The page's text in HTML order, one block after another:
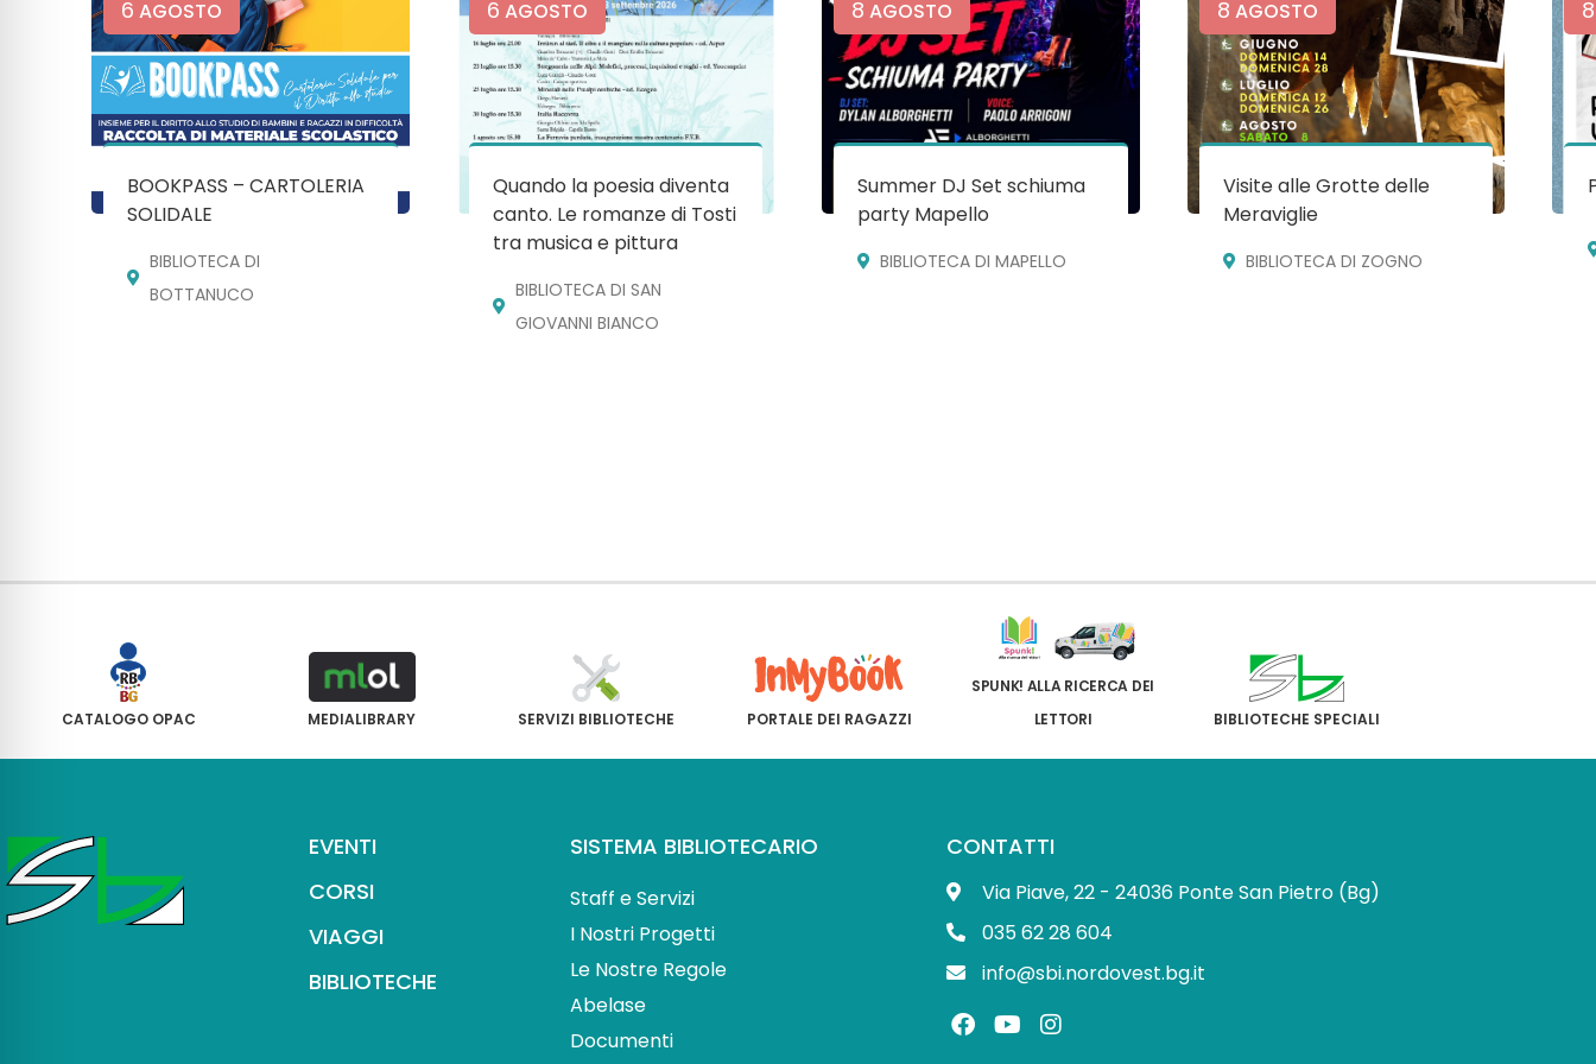
6 AGOSTO
BOOKPASS – CARTOLERIA
SOLIDALE
BIBLIOTECA DI
BOTTANUCO
6 AGOSTO
Quando la poesia diventa
canto. Le romanze di Tosti
tra musica e pittura
BIBLIOTECA DI SAN
GIOVANNI BIANCO
8 AGOSTO
Summer DJ Set schiuma
party Mapello
BIBLIOTECA DI MAPELLO
8 AGOSTO
Visite alle Grotte delle
Meraviglie
BIBLIOTECA DI ZOGNO
8
CATALOGO OPAC MEDIALIBRARY SERVIZI BIBLIOTECHE PORTALE DEI RAGAZZI
SPUNK! ALLA RICERCA DEI
LETTORI
BIBLIOTECHE SPECIALI
EVENTI
CORSI
VIAGGI
BIBLIOTECHE
SISTEMA BIBLIOTECARIO
Staff e Servizi
I Nostri Progetti
Le Nostre Regole
Abelase
Documenti
CONTATTI
Via Piave, 22 - 24036 Ponte San Pietro (Bg)
035 62 28 604
info@sbi.nordovest.bg.it
F
a
Y
o
I
n